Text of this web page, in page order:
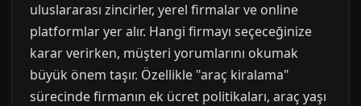
uluslararası zincirler, yerel firmalar ve online
platformlar yer alır. Hangi firmayı seçeceğinize
karar verirken, müşteri yorumlarını okumak
büyük önem taşır. Özellikle "araç kiralama"
sürecinde firmanın ek ücret politikaları, araç yaşı